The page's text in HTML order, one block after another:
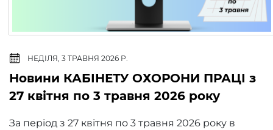
НЕДІЛЯ, 3 ТРАВНЯ 2026 Р.
Новини КАБІНЕТУ ОХОРОНИ ПРАЦІ з
27 квітня по 3 травня 2026 року
За період з 27 квітня по 3 травня 2026 року​ в